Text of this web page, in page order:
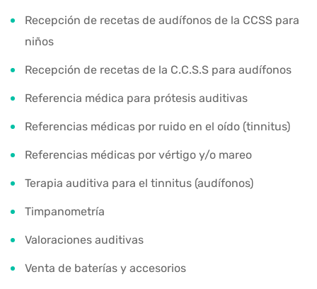
Recepción de recetas de audífonos de la CCSS para
niños
Recepción de recetas de la C.C.S.S para audífonos
Referencia médica para prótesis auditivas
Referencias médicas por ruido en el oído (tinnitus)
Referencias médicas por vértigo y/o mareo
Terapia auditiva para el tinnitus (audífonos)
Timpanometría
Valoraciones auditivas
Venta de baterías y accesorios